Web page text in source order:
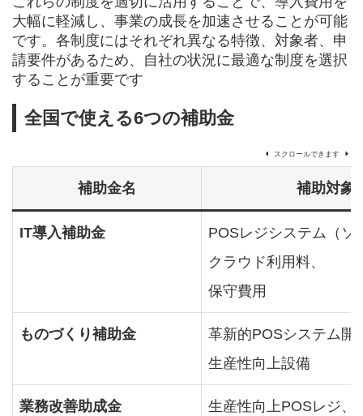
大幅に軽減し、事業の成長を加速させることが可能
です。各制度にはそれぞれ異なる特徴、対象者、申
請要件があるため、自社の状況に最適な制度を選択
することが重要です
全国で使える6つの補助金
スクロールできます
補助金名 補助対象
IT導入補助金
POSレジシステム（ソ
クラウド利用料、
保守費用
ものづくり補助金
革新的POSシステム開
生産性向上設備
業務改善助成金
生産性向上POSレジ、